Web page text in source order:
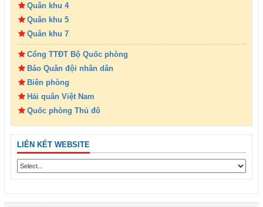
Quân khu 4
Quân khu 5
Quân khu 7
Cổng TTĐT Bộ Quốc phòng
Báo Quân đội nhân dân
Biên phòng
Hải quân Việt Nam
Quốc phòng Thủ đô
LIÊN KẾT WEBSITE